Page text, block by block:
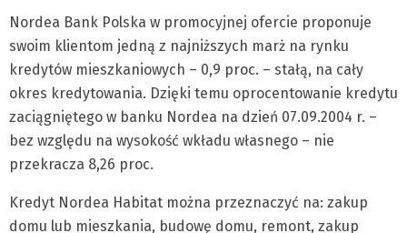
Nordea Bank Polska w promocyjnej ofercie proponuje
swoim klientom jedną z najniższych marż na rynku
kredytów mieszkaniowych – 0,9 proc. – stałą, na cały
okres kredytowania. Dzięki temu oprocentowanie kredytu
zaciągniętego w banku Nordea na dzień 07.09.2004 r. –
bez względu na wysokość wkładu własnego – nie
przekracza 8,26 proc.
Kredyt Nordea Habitat można przeznaczyć na: zakup
domu lub mieszkania, budowę domu, remont, zakup